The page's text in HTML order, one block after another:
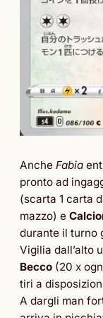
Anche Fabia
pronto ad
(scarta 1 carta
mazzo) e
durante il turno
Vigilia dall’alto
Becco (20 x
tiri a
A dargli man